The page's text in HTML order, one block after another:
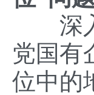
深入
党国有
位中的